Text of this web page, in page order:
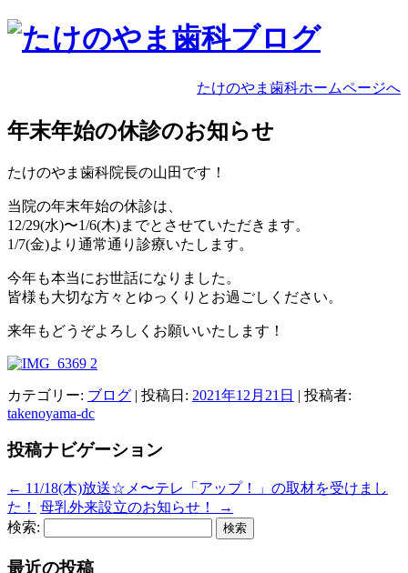
たけのやま歯科ホームページへ
年末年始の休診のお知らせ
たけのやま歯科院長の山田です！
当院の年末年始の休診は、
12/29(水)〜1/6(木)までとさせていただきます。
1/7(金)より通常通り診療いたします。
今年も本当にお世話になりました。
皆様も大切な方々とゆっくりとお過ごしください。
来年もどうぞよろしくお願いいたします！
カテゴリー: ブログ | 投稿日: 2021年12月21日 | 投稿者:
takenoyama-dc
投稿ナビゲーション
← 11/18(木)放送☆メ〜テレ「アップ！」の取材を受けまし
た！
母乳外来設立のお知らせ！
→
検索:
最近の投稿